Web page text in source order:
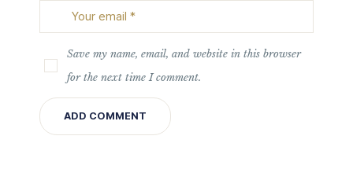
Save my name, email, and website in this browser
for the next time I comment.